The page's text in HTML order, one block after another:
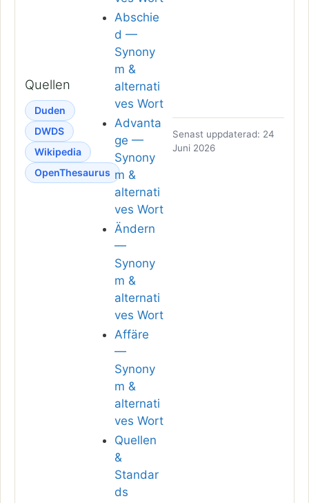
Quellen
Duden
DWDS
Wikipedia
OpenThesaurus
Abschie
d —
Synony
m &
alternati
ves Wort
Advanta
ge —
Synony
m &
alternati
ves Wort
Ändern
—
Synony
m &
alternati
ves Wort
Affäre
—
Synony
m &
alternati
ves Wort
Quellen
&
Standar
ds
Senast uppdaterad: 24
Juni 2026